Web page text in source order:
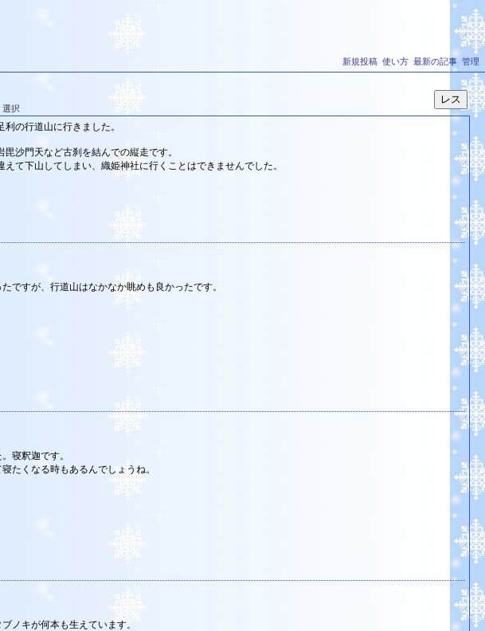
新規投稿 使い方 最新の記事 管理
選択
の行道山に行きました。
沙門天など古刹を結んでの縦走です。
えて下山してしまい、織姫神社に行くことはできませんでした。
ですが、行道山はなかなか眺めも良かったです。
寝釈迦です。
たくなる時もあるんでしょうね。
ノキが何本も生えています。